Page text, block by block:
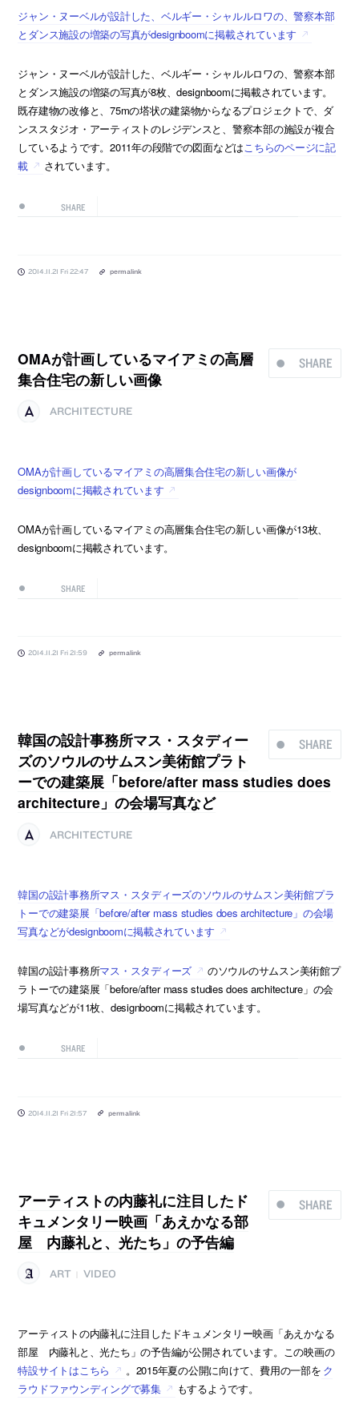
ジャン・ヌーベルが設計した、ベルギー・シャルルロワの、警察本部
とダンス施設の増築の写真がdesignboomに掲載されています
ジャン・ヌーベルが設計した、ベルギー・シャルルロワの、警察本部
とダンス施設の増築の写真が8枚、designboomに掲載されています。
既存建物の改修と、75mの塔状の建築物からなるプロジェクトで、ダ
ンススタジオ・アーティストのレジデンスと、警察本部の施設が複合
しているようです。2011年の段階での図面などはこちらのページに記
載
されています。
SHARE
2014.11.21 Fri 22:47 permalink
SHARE
OMAが計画しているマイアミの高層
集合住宅の新しい画像
ARCHITECTURE
OMAが計画しているマイアミの高層集合住宅の新しい画像が
designboomに掲載されています
OMAが計画しているマイアミの高層集合住宅の新しい画像が13枚、
designboomに掲載されています。
SHARE
2014.11.21 Fri 21:59 permalink
SHARE
韓国の設計事務所マス・スタディー
ズのソウルのサムスン美術館プラト
ーでの建築展「before/after mass studies does
architecture」の会場写真など
ARCHITECTURE
韓国の設計事務所マス・スタディーズのソウルのサムスン美術館プラ
トーでの建築展「before/after mass studies does architecture」の会場
写真などがdesignboomに掲載されています
韓国の設計事務所マス・スタディーズ
のソウルのサムスン美術館プ
ラトーでの建築展「before/after mass studies does architecture」の会
場写真などが11枚、designboomに掲載されています。
SHARE
2014.11.21 Fri 21:57 permalink
SHARE
アーティストの内藤礼に注目したド
キュメンタリー映画「あえかなる部
屋 内藤礼と、光たち」の予告編
ART VIDEO
アーティストの内藤礼に注目したドキュメンタリー映画「あえかなる
部屋 内藤礼と、光たち」の予告編が公開されています。この映画の
特設サイトはこちら
。2015年夏の公開に向けて、費用の一部を ク
ラウドファウンディングで募集
もするようです。